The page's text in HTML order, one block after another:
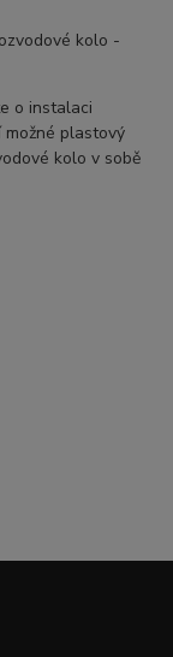
kolo -
o instalaci
plastový
kolo v sobě